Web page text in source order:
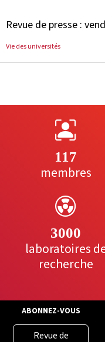
Revue de presse :
Vie des universités
117
membres
3000
laboratoires
recherche
ABONNEZ-VOUS
Revue de